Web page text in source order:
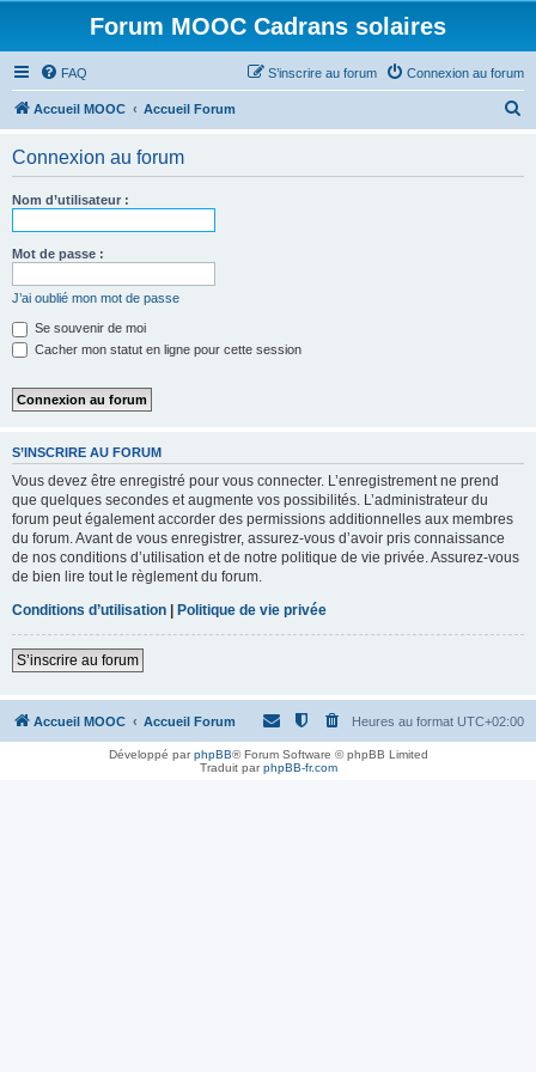
Forum MOOC Cadrans solaires
FAQ Connexion au forum
S’inscrire au forum
Accueil MOOC Accueil Forum
Connexion au forum
Nom d’utilisateur :
Mot de passe :
J’ai oublié mon mot de passe
Se souvenir de moi
Cacher mon statut en ligne pour cette session
S’INSCRIRE AU FORUM
Vous devez être enregistré pour vous connecter. L’enregistrement ne prend
que quelques secondes et augmente vos possibilités. L’administrateur du
forum peut également accorder des permissions additionnelles aux membres
du forum. Avant de vous enregistrer, assurez-vous d’avoir pris connaissance
de nos conditions d’utilisation et de notre politique de vie privée. Assurez-vous
de bien lire tout le règlement du forum.
Conditions d’utilisation | Politique de vie privée
S’inscrire au forum
Accueil MOOC Accueil Forum Heures au format UTC+02:00
Développé parphpBB® Forum Software © phpBB Limited
Traduit parphpBB-fr.com